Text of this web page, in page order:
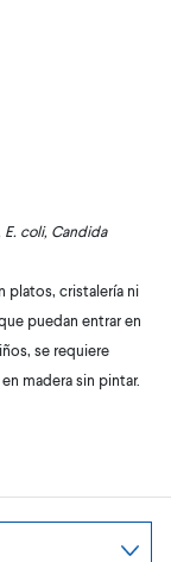
coli, Candida
platos, cristalería ni
puedan entrar en
se requiere
madera sin pintar.